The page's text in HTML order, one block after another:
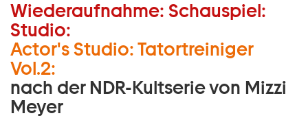
Wiederaufnahme: Schauspiel:
Studio:
Actor's Studio: Tatortreiniger
Vol.2:
nach der NDR-Kultserie von Mizzi
Meyer